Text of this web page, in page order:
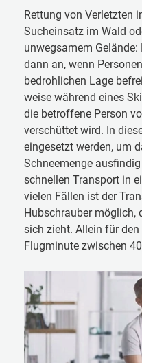
Rettung von Verletzten
Sucheinsatz im Wald
unwegsamem
dann an, wenn
bedrohlichen Lage
weise während eines
die betroffene Person
verschüttet wird. In
eingesetzt werden, um
Schneemenge
schnellen Transport in
vielen Fällen ist der
Hubschrauber möglich,
sich zieht. Allein für
Flugminute zwischen